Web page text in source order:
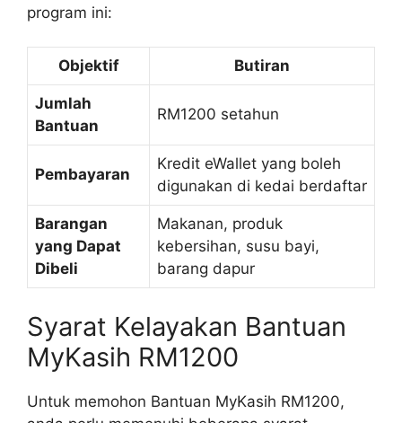
program ini:
Objektif Butiran
Jumlah
Bantuan
RM1200 setahun
Pembayaran
Kredit eWallet yang boleh
digunakan di kedai berdaftar
Barangan
yang Dapat
Dibeli
Makanan, produk
kebersihan, susu bayi,
barang dapur
Syarat Kelayakan Bantuan
MyKasih RM1200
Untuk memohon Bantuan MyKasih RM1200,